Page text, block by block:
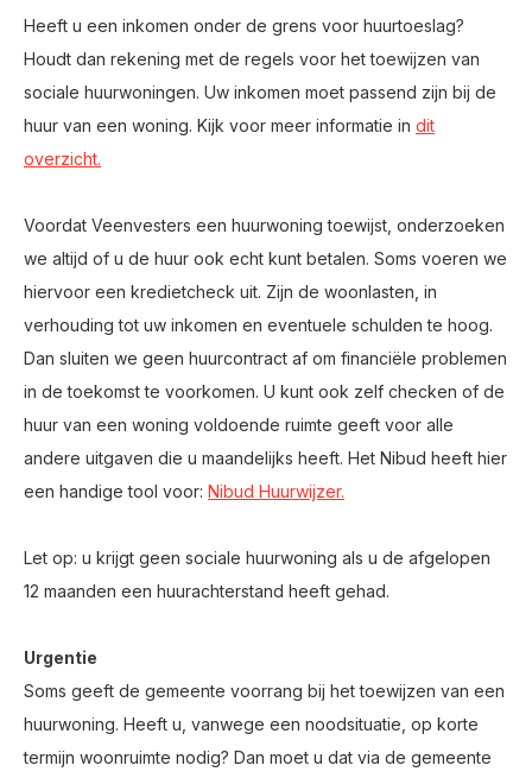
Heeft u een inkomen onder de grens voor huurtoeslag?
Houdt dan rekening met de regels voor het toewijzen van
sociale huurwoningen. Uw inkomen moet passend zijn bij de
huur van een woning. Kijk voor meer informatie in dit
overzicht.
Voordat Veenvesters een huurwoning toewijst, onderzoeken
we altijd of u de huur ook echt kunt betalen. Soms voeren we
hiervoor een kredietcheck uit. Zijn de woonlasten, in
verhouding tot uw inkomen en eventuele schulden te hoog.
Dan sluiten we geen huurcontract af om financiële problemen
in de toekomst te voorkomen. U kunt ook zelf checken of de
huur van een woning voldoende ruimte geeft voor alle
andere uitgaven die u maandelijks heeft. Het Nibud heeft hier
een handige tool voor: Nibud Huurwijzer.
Let op: u krijgt geen sociale huurwoning als u de afgelopen
12 maanden een huurachterstand heeft gehad.
Urgentie
Soms geeft de gemeente voorrang bij het toewijzen van een
huurwoning. Heeft u, vanwege een noodsituatie, op korte
termijn woonruimte nodig? Dan moet u dat via de gemeente